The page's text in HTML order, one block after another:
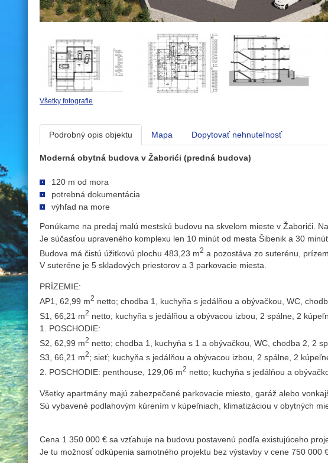
Všetky fotografie
Podrobný opis objektu Mapa Dopytovať nehnuteľnosť
Moderná obytná budova v Žaborići (predná budova)
120 m od mora
potrebná dokumentácia
výhľad na more
Ponúkame na predaj malú mestskú budovu na skvelom mieste v Žaborići.
Je súčasťou upraveného komplexu len 10 minút od mesta Šibenik a 30
Budova má čistú úžitkovú plochu 483,23 m2 a pozostáva zo suterénu,
V suteréne je 5 skladových priestorov a 3 parkovacie miesta.
PRÍZEMIE:
AP1, 62,99 m2 netto; chodba 1, kuchyňa s jedálňou a obývačkou, WC,
S1, 66,21 m2 netto; kuchyňa s jedálňou a obývacou izbou, 2 spálne, 2
1. POSCHODIE:
S2, 62,99 m2 netto; chodba 1, kuchyňa s 1 a obývačkou, WC, chodba 2, 2
S3, 66,21 m2; sieť; kuchyňa s jedálňou a obývacou izbou, 2 spálne, 2
2. POSCHODIE: penthouse, 129,06 m2 netto; kuchyňa s jedálňou a
Všetky apartmány majú zabezpečené parkovacie miesto, garáž alebo
Sú vybavené podlahovým kúrením v kúpeľniach, klimatizáciou v obytných
Cena 1 350 000 € sa vzťahuje na budovu postavenú podľa existujúceho
Je tu možnosť odkúpenia samotného projektu bez výstavby v cene 750 000